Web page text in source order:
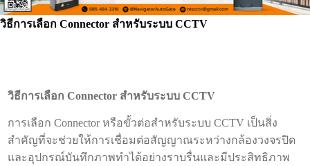
วิธีการเลือก Connector สำหรับระบบ CCTV
วิธีการเลือก Connector สำหรับระบบ CCTV
การเลือก Connector หรือขั้วต่อสำหรับระบบ CCTV เป็นสิ่ง
สำคัญที่จะช่วยให้การเชื่อมต่อสัญญาณระหว่างกล้องวงจรปิด
และอุปกรณ์บันทึกภาพทำได้อย่างราบรื่นและมีประสิทธิภาพ